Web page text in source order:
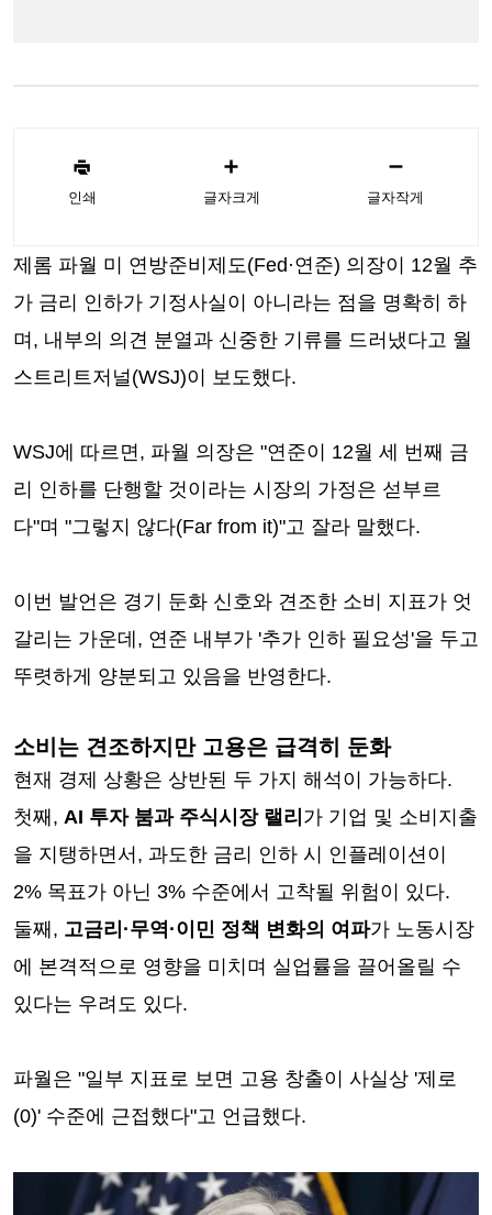
인쇄 글자크게 글자작게
제롬 파월 미 연방준비제도(Fed·연준) 의장이 12월 추
가 금리 인하가 기정사실이 아니라는 점을 명확히 하
며, 내부의 의견 분열과 신중한 기류를 드러냈다고 월
스트리트저널(WSJ)이 보도했다.
WSJ에 따르면, 파월 의장은 "연준이 12월 세 번째 금
리 인하를 단행할 것이라는 시장의 가정은 섣부르
다"며 "그렇지 않다(Far from it)"고 잘라 말했다.
이번 발언은 경기 둔화 신호와 견조한 소비 지표가 엇
갈리는 가운데, 연준 내부가 '추가 인하 필요성'을 두고
뚜렷하게 양분되고 있음을 반영한다.
소비는 견조하지만 고용은 급격히 둔화
현재 경제 상황은 상반된 두 가지 해석이 가능하다.
첫째, AI 투자 붐과 주식시장 랠리 가 기업 및 소비지출
을 지탱하면서, 과도한 금리 인하 시 인플레이션이
2% 목표가 아닌 3% 수준에서 고착될 위험이 있다.
둘째, 고금리·무역·이민 정책 변화의 여파가 노동시장
에 본격적으로 영향을 미치며 실업률을 끌어올릴 수
있다는 우려도 있다.
파월은 "일부 지표로 보면 고용 창출이 사실상 '제로
(0)' 수준에 근접했다"고 언급했다.